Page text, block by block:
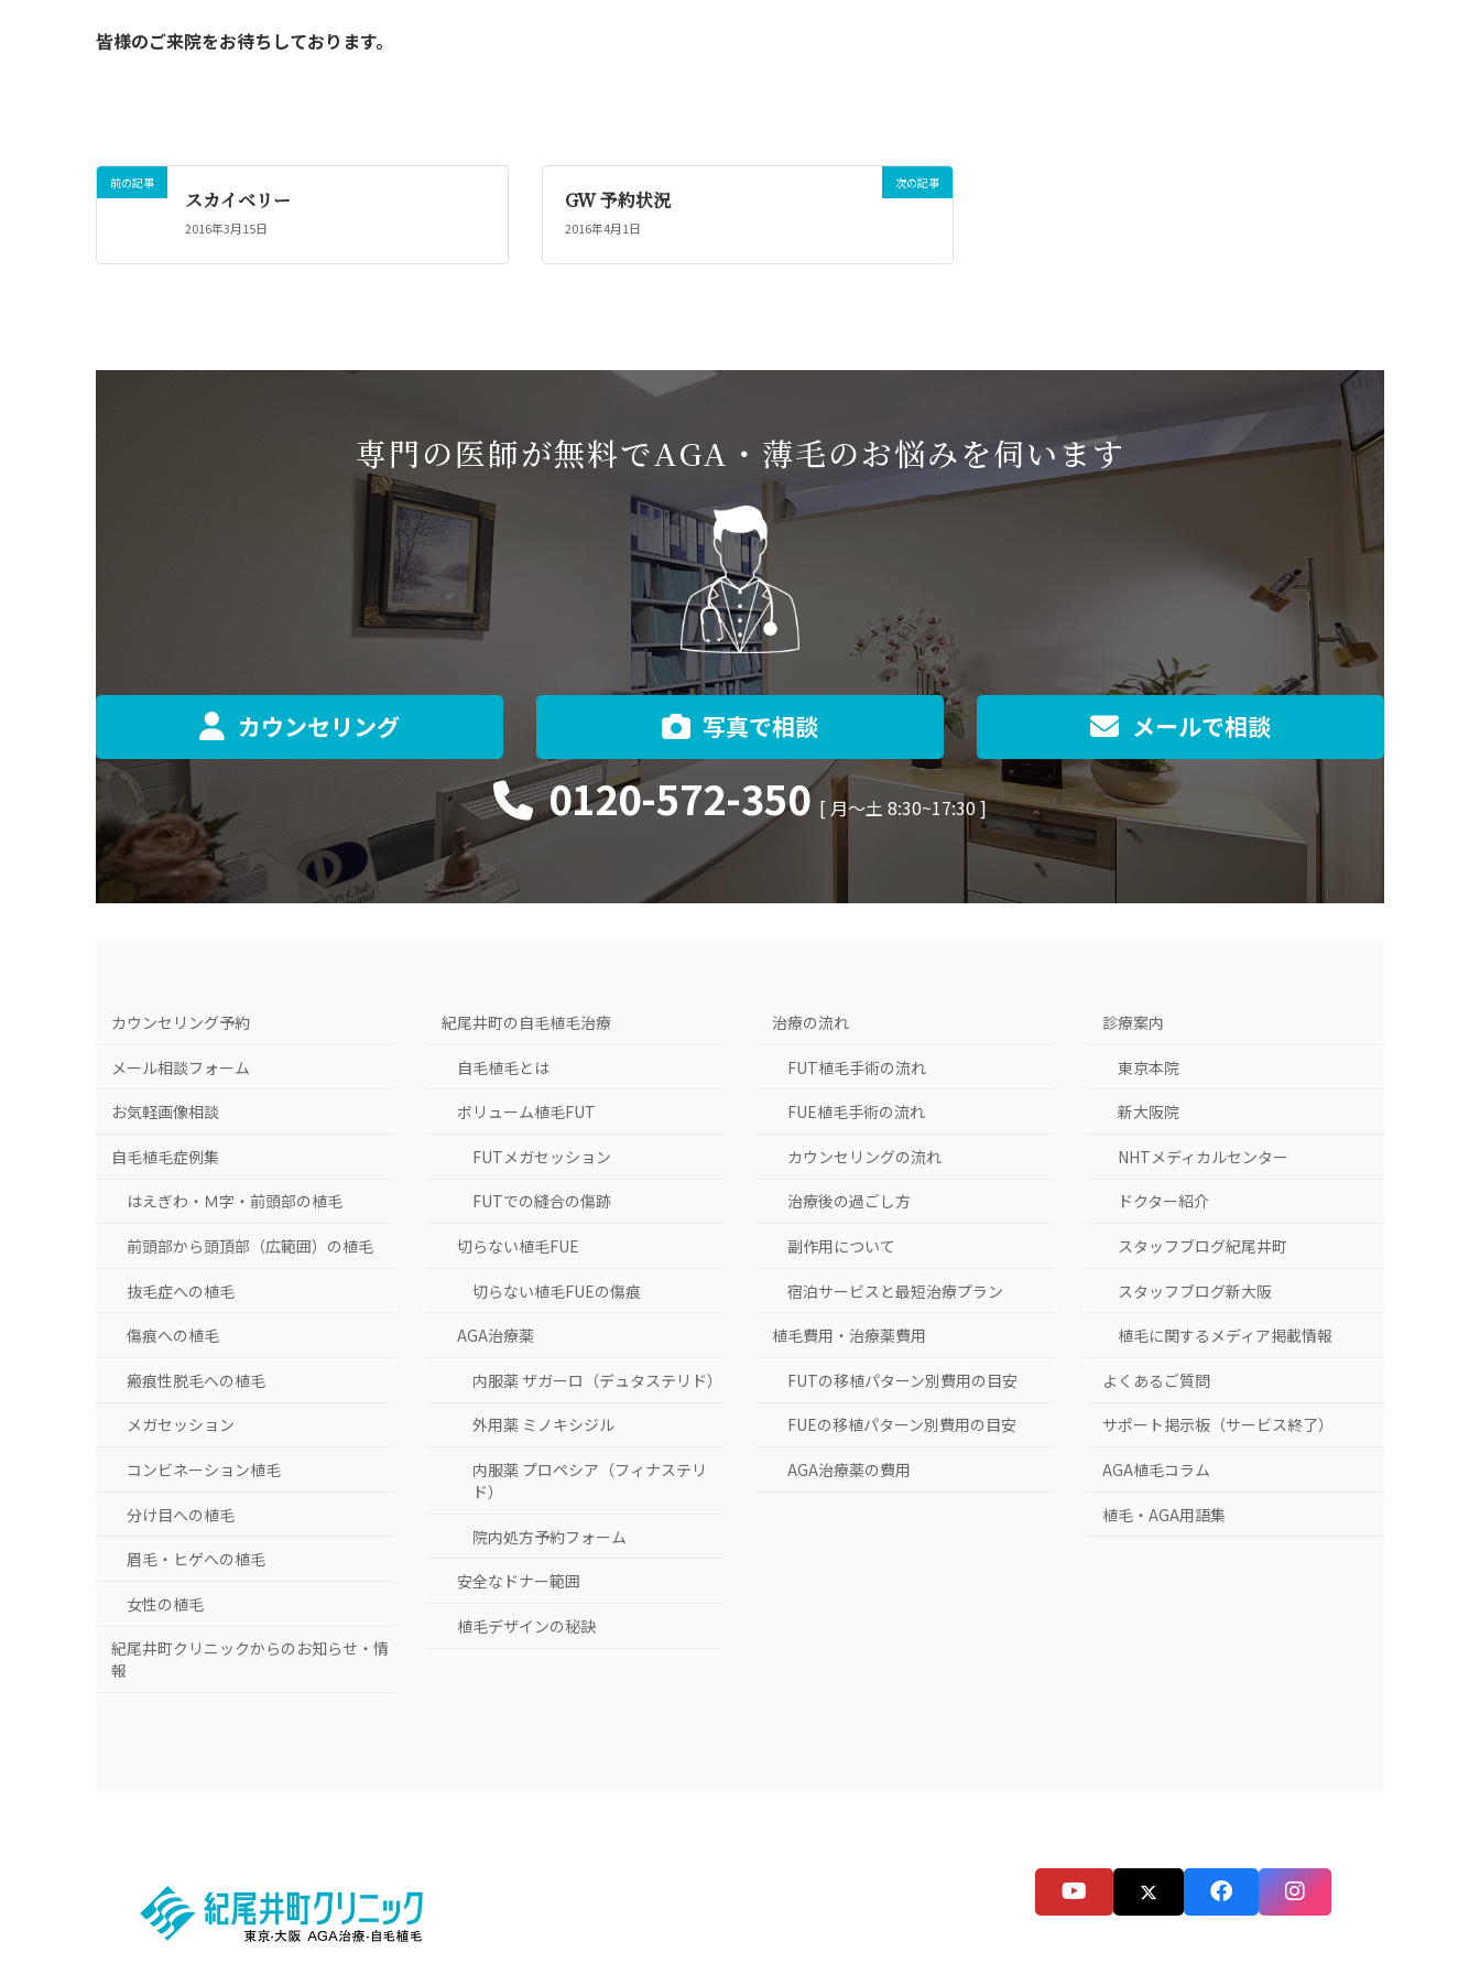
皆様のご来院をお待ちしております。
前の記事
スカイベリー
2016年3月15日
次の記事
GW 予約状況
2016年4月1日
専門の医師が無料でAGA・薄毛のお悩みを伺います
カウンセリング 写真で相談 メールで相談
0120-572-350 [ 月〜土 8:30~17:30 ]
カウンセリング予約
メール相談フォーム
お気軽画像相談
自毛植毛症例集
はえぎわ・Ｍ字・前頭部の植毛
前頭部から頭頂部（広範囲）の植毛
抜毛症への植毛
傷痕への植毛
瘢痕性脱毛への植毛
メガセッション
コンビネーション植毛
分け目への植毛
眉毛・ヒゲへの植毛
女性の植毛
紀尾井町クリニックからのお知らせ・情
報
紀尾井町の自毛植毛治療
自毛植毛とは
ボリューム植毛FUT
FUTメガセッション
FUTでの縫合の傷跡
切らない植毛FUE
切らない植毛FUEの傷痕
AGA治療薬
内服薬 ザガーロ（デュタステリド）
外用薬 ミノキシジル
内服薬 プロペシア（フィナステリ
ド）
院内処方予約フォーム
安全なドナー範囲
植毛デザインの秘訣
治療の流れ
FUT植毛手術の流れ
FUE植毛手術の流れ
カウンセリングの流れ
治療後の過ごし方
副作用について
宿泊サービスと最短治療プラン
植毛費用・治療薬費用
FUTの移植パターン別費用の目安
FUEの移植パターン別費用の目安
AGA治療薬の費用
診療案内
東京本院
新大阪院
NHTメディカルセンター
ドクター紹介
スタッフブログ紀尾井町
スタッフブログ新大阪
植毛に関するメディア掲載情報
よくあるご質問
サポート掲示板（サービス終了）
AGA植毛コラム
植毛・AGA用語集